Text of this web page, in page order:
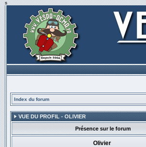
s
Index du forum
VUE DU PROFIL - OLIVIER
Présence sur le forum
Olivier